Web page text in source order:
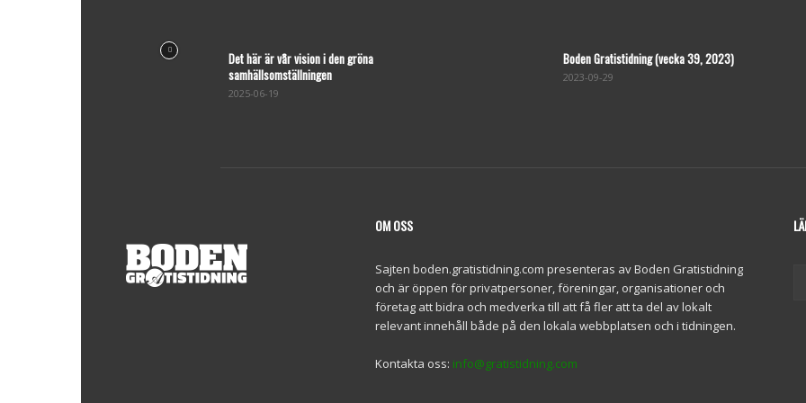
Det här är vår vision i den gröna
samhällsomställningen
2025-06-19
Boden Gratistidning (vecka 39, 2023)
2023-09-29
OM OSS
Sajten boden.gratistidning.com presenteras av Boden Gratistidning
och är öppen för privatpersoner, föreningar, organisationer och
företag att bidra och medverka till att få fler att ta del av lokalt
relevant innehåll både på den lokala webbplatsen och i tidningen.
Kontakta oss: info@gratistidning.com